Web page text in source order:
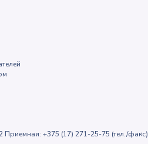
Приемная: +375 (17) 271-25-75 (тел./факс)